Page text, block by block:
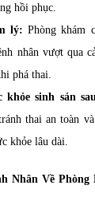
hồi phục.
lý: Phòng khám
nhân vượt qua
phá thai.
khỏe sinh sản
thai an toàn
khỏe lâu dài.
Nhân Về